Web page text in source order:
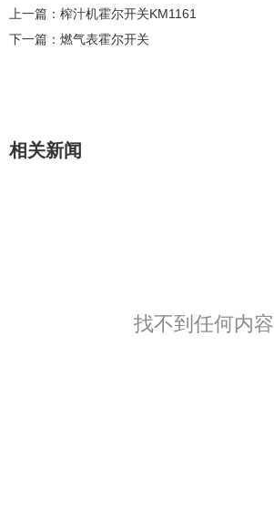
上一篇： 榨汁机霍尔开关KM1161
下一篇： 燃气表霍尔开关
相关新闻
找不到任何内容